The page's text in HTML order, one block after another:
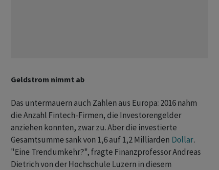
Geldstrom nimmt ab
Das untermauern auch Zahlen aus Europa: 2016 nahm
die Anzahl Fintech-Firmen, die Investorengelder
anziehen konnten, zwar zu. Aber die investierte
Gesamtsumme sank von 1,6 auf 1,2 Milliarden Dollar.
"Eine Trendumkehr?", fragte Finanzprofessor Andreas
Dietrich von der Hochschule Luzern in diesem